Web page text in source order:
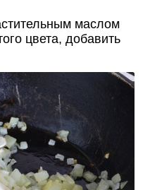
маслом
цвета, добавить